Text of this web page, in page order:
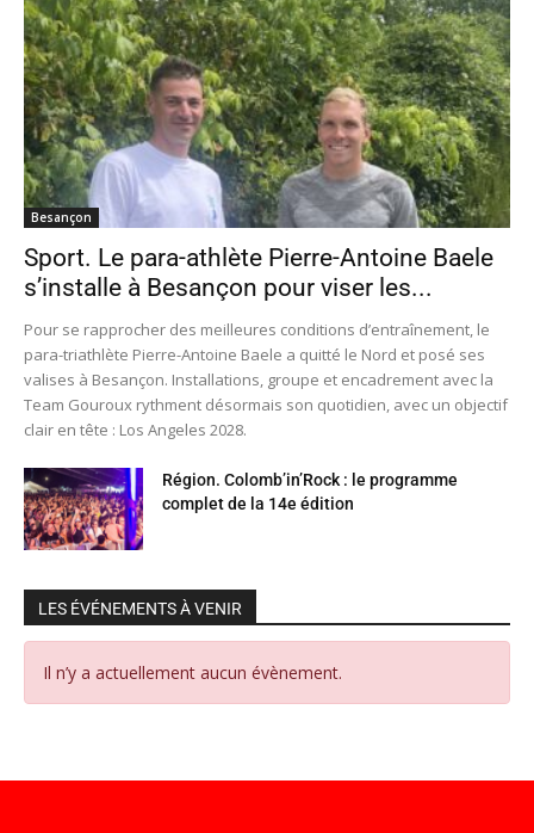
Besançon
Sport. Le para-athlète Pierre-Antoine Baele
s’installe à Besançon pour viser les...
Pour se rapprocher des meilleures conditions d’entraînement, le
para-triathlète Pierre-Antoine Baele a quitté le Nord et posé ses
valises à Besançon. Installations, groupe et encadrement avec la
Team Gouroux rythment désormais son quotidien, avec un objectif
clair en tête : Los Angeles 2028.
Région. Colomb’in’Rock : le programme
complet de la 14e édition
LES ÉVÉNEMENTS À VENIR
Il n’y a actuellement aucun évènement.